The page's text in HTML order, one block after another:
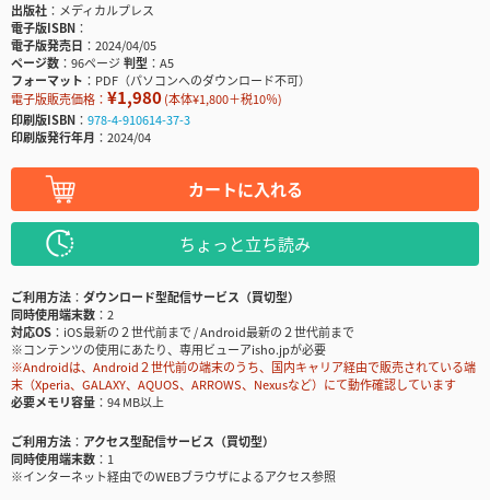
出版社
メディカルプレス
電子版ISBN
電子版発売日
2024/04/05
ページ数
96ページ判型
A5
フォーマット
PDF（パソコンへのダウンロード不可）
電子版販売価格： ¥1,980(本体¥1,800＋税10％)
印刷版ISBN
978-4-910614-37-3
印刷版発行年月
2024/04
カートに入れる
ちょっと立ち読み
ご利用方法
ダウンロード型配信サービス（買切型）
同時使用端末数
2
対応OS
iOS最新の２世代前まで / Android最新の２世代前まで
※コンテンツの使用にあたり、専用ビューアisho.jpが必要
※Androidは、Android２世代前の端末のうち、国内キャリア経由で販売されている端
末（Xperia、GALAXY、AQUOS、ARROWS、Nexusなど）にて動作確認しています
必要メモリ容量
94 MB以上
ご利用方法
アクセス型配信サービス（買切型）
同時使用端末数
1
※インターネット経由でのWEBブラウザによるアクセス参照